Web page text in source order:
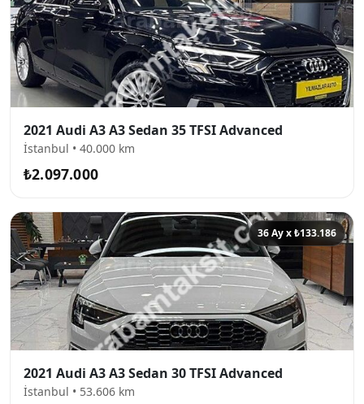
2021 Audi A3 A3 Sedan 35 TFSI Advanced
İstanbul • 40.000 km
₺2.097.000
36 Ay x ₺133.186
2021 Audi A3 A3 Sedan 30 TFSI Advanced
İstanbul • 53.606 km